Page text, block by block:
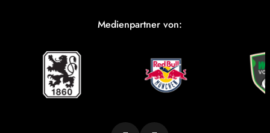
Medienpartner von: